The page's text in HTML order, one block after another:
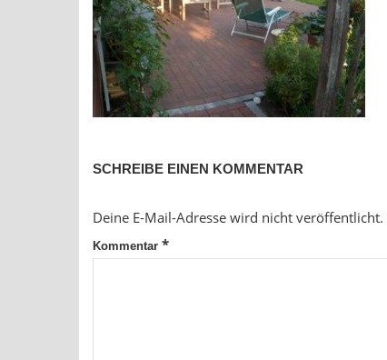
SCHREIBE EINEN KOMMENTAR
Deine E-Mail-Adresse wird nicht veröffentlicht.
Kommentar *